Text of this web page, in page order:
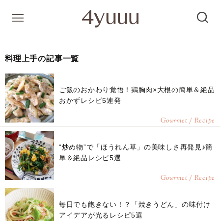
料理上手の記事一覧
ご飯のおかわり覚悟！鶏胸肉×大根の簡単＆絶品
おかずレシピ5連発
Gourmet / Recipe
“炒め物”で「ほうれん草」の美味しさ再発見♪簡
単＆絶品レシピ5選
Gourmet / Recipe
毎日でも飽きない！？「焼きうどん」の味付け
アイデアが光るレシピ5選